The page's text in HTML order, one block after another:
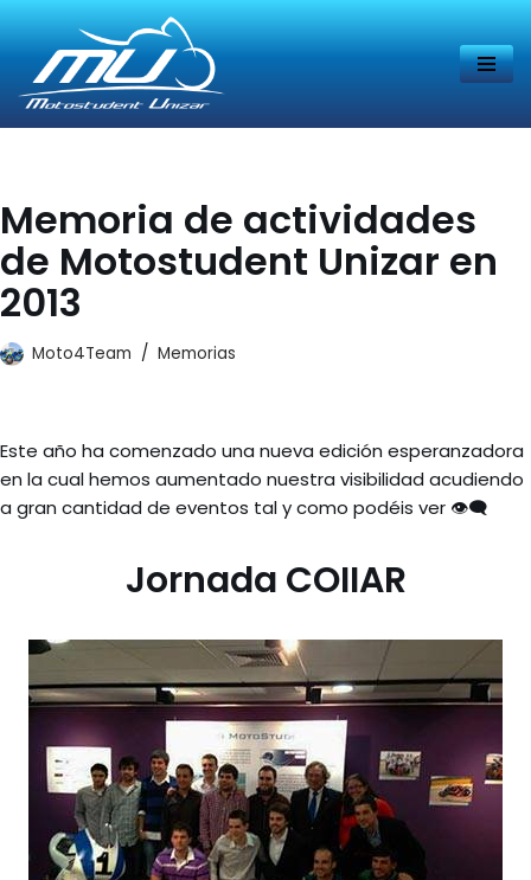
Saltar
al
Memoria de actividades
de Motostudent Unizar en
2013
Moto4Team Memorias
Este año ha comenzado una nueva edición esperanzadora
en la cual hemos aumentado nuestra visibilidad acudiendo
a gran cantidad de eventos tal y como podéis ver 👁‍🗨
Jornada COIIAR